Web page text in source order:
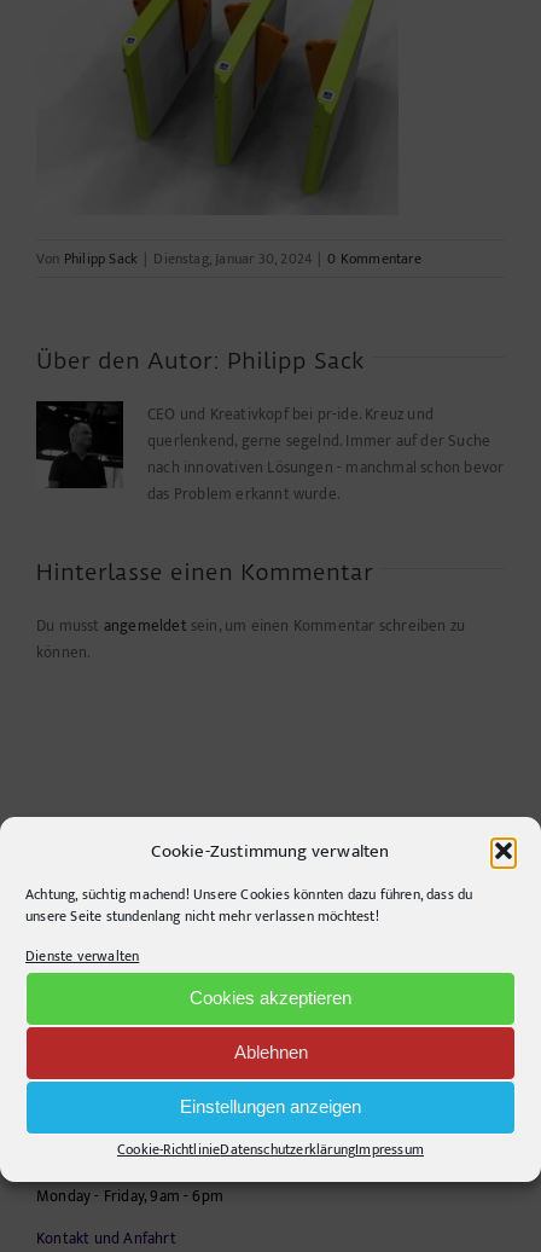
Cookie-Zustimmung verwalten
Achtung, süchtig machend! Unsere Cookies könnten dazu führen, dass du
unsere Seite stundenlang nicht mehr verlassen möchtest!
Dienste verwalten
Cookies akzeptieren
Ablehnen
Einstellungen anzeigen
Cookie-RichtlinieDatenschutzerklärungImpressum
Von Philipp Sack | Dienstag, Januar 30, 2024 | 0 Kommentare
Über den Autor: Philipp Sack
CEO und Kreativkopf bei pr-ide. Kreuz und
querlenkend, gerne segelnd. Immer auf der Suche
nach innovativen Lösungen - manchmal schon bevor
das Problem erkannt wurde.
Hinterlasse einen Kommentar
Du musst angemeldet sein, um einen Kommentar schreiben zu
können.
Krefelder Straße 11A
+49306860203
E-Mail:info@pr-ide.de
Monday - Friday, 9am - 6pm
Kontakt und Anfahrt